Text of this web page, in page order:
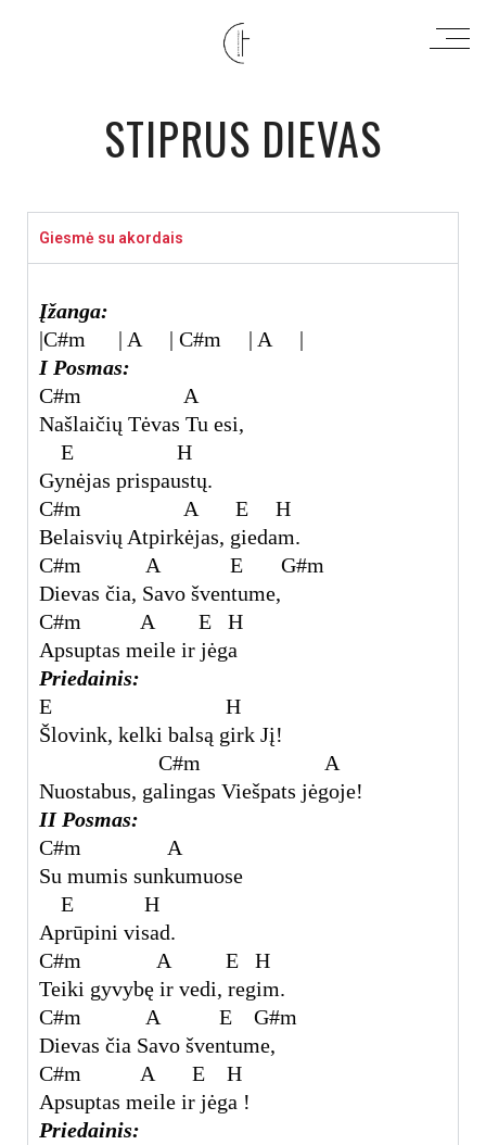
STIPRUS DIEVAS
Giesmė su akordais
Įžanga:
|C#m | A | C#m | A |
I Posmas:
C#m A
Našlaičių Tėvas Tu esi,
E H
Gynėjas prispaustų.
C#m A E H
Belaisvių Atpirkėjas, giedam.
C#m A E G#m
Dievas čia, Savo šventume,
C#m A E H
Apsuptas meile ir jėga
Priedainis:
E H
Šlovink, kelki balsą girk Jį!
C#m A
Nuostabus, galingas Viešpats jėgoje!
II Posmas:
C#m A
Su mumis sunkumuose
E H
Aprūpini visad.
C#m A E H
Teiki gyvybę ir vedi, regim.
C#m A E G#m
Dievas čia Savo šventume,
C#m A E H
Apsuptas meile ir jėga !
Priedainis: